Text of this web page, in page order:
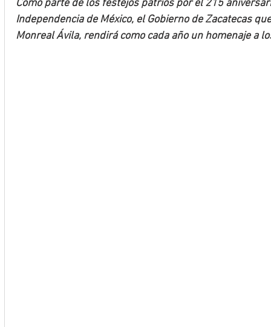
Como parte de los festejos patrios por el 215
Independencia de México, el Gobierno de Zacatecas
Monreal Ávila, rendirá como cada año un homenaje a